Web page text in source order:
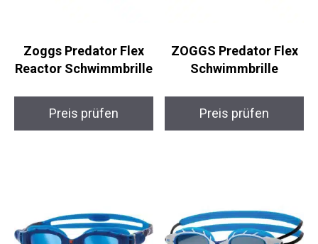
Zoggs Predator Flex
Reactor Schwimmbrille
Preis prüfen
ZOGGS Predator Flex
Schwimmbrille
Preis prüfen